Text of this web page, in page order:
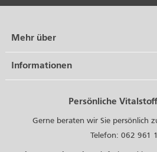
Mehr über
Informationen
Persönliche
Gerne beraten wir Sie persönlich
Telefon: 062 961